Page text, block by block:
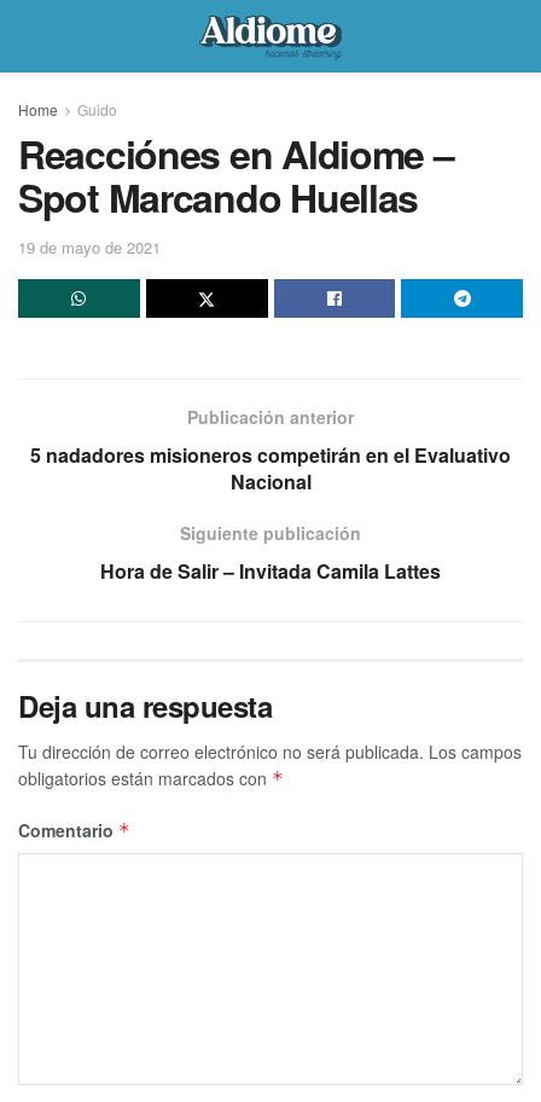
Home Guido
Reacciónes en Aldiome –
Spot Marcando Huellas
19 de mayo de 2021
Publicación anterior
5 nadadores misioneros competirán en el Evaluativo
Nacional
Siguiente publicación
Hora de Salir – Invitada Camila Lattes
Deja una respuesta
Tu dirección de correo electrónico no será publicada. Los campos
obligatorios están marcados con *
Comentario *